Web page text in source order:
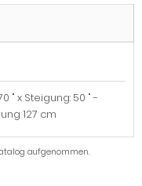
" x Steigung: 50 " -
127 cm
aufgenommen.